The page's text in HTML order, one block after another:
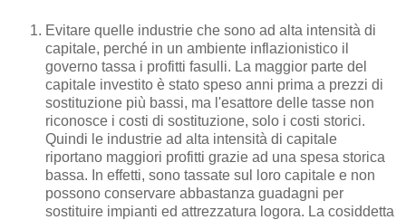
Evitare quelle industrie che sono ad alta intensità di
capitale, perché in un ambiente inflazionistico il
governo tassa i profitti fasulli. La maggior parte del
capitale investito è stato speso anni prima a prezzi di
sostituzione più bassi, ma l'esattore delle tasse non
riconosce i costi di sostituzione, solo i costi storici.
Quindi le industrie ad alta intensità di capitale
riportano maggiori profitti grazie ad una spesa storica
bassa. In effetti, sono tassate sul loro capitale e non
possono conservare abbastanza guadagni per
sostituire impianti ed attrezzatura logora. La cosiddetta